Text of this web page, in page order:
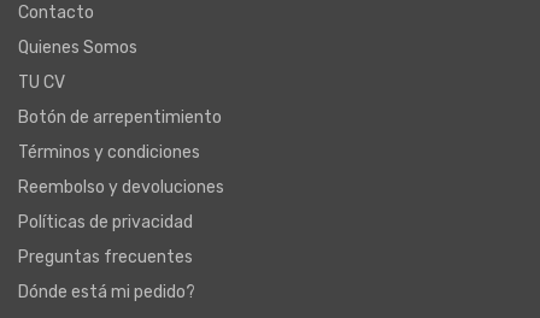
Contacto
Quienes Somos
TU CV
Botón de arrepentimiento
Términos y condiciones
Reembolso y devoluciones
Políticas de privacidad
Preguntas frecuentes
Dónde está mi pedido?